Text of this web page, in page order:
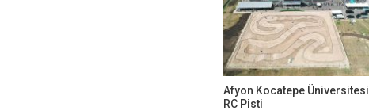
Afyon Kocatepe Üniversitesi
RC Pisti